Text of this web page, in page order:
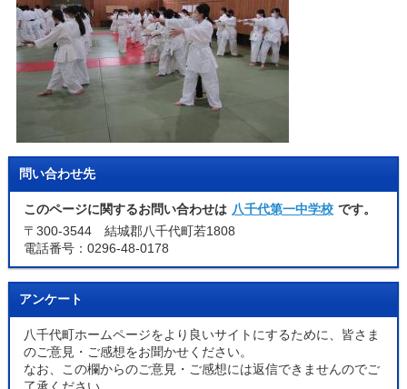
問い合わせ先
このページに関するお問い合わせは 八千代第一中学校 です。
〒300-3544 結城郡八千代町若1808
電話番号：0296-48-0178
アンケート
八千代町ホームページをより良いサイトにするために、皆さま
のご意見・ご感想をお聞かせください。
なお、この欄からのご意見・ご感想には返信できませんのでご